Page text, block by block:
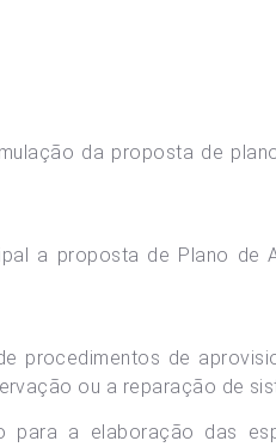
da proposta de
a proposta de Plano de
procedimentos de
ou a reparação de
para a elaboração das